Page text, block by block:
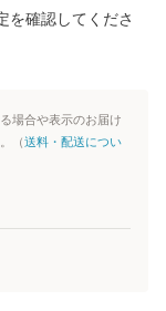
を確認してくださ
場合や表示のお届け
（送料・配送につい